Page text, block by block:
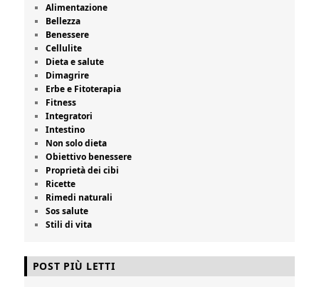
Alimentazione
Bellezza
Benessere
Cellulite
Dieta e salute
Dimagrire
Erbe e Fitoterapia
Fitness
Integratori
Intestino
Non solo dieta
Obiettivo benessere
Proprietà dei cibi
Ricette
Rimedi naturali
Sos salute
Stili di vita
POST PIÙ LETTI